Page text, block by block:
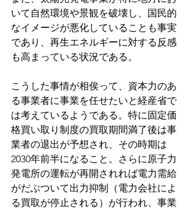
いて自然環境や景観を破壊し、国民的
なイメージが悪化していることも事実
であり、再生エネルギーに対する反感
も高まっている状況である。
こうした事情が相俟って、資本力のあ
る事業者に事業を任せたいと経産省で
は考えているようである。特に固定価
格買い取り制度の買取期間満了後は事
業者の退出が予想され、その時期は
2030年前半になること。さらに原子力
発電所の運転が再開されれば電力需給
がだぶついて出力抑制（電力会社によ
る買取が停止される）が行われ、事業